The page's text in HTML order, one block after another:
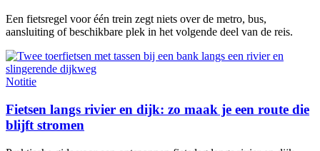
Een fietsregel voor één trein zegt niets over de metro, bus,
aansluiting of beschikbare plek in het volgende deel van de reis.
Notitie
Fietsen langs rivier en dijk: zo maak je een route die
blijft stromen